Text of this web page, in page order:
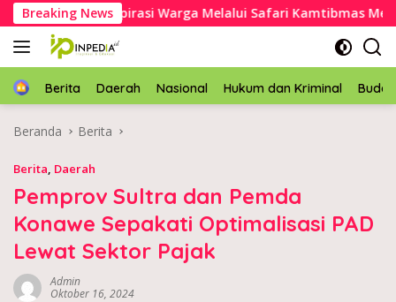
Langsung
ke
konten
Breaking News
Serap Aspirasi Warga Melalui Safari Kamtibmas Mepokoaso
HomeBerita Daerah Nasional Hukum dan Kriminal
Beranda Berita
Berita, Daerah
Pemprov Sultra dan Pemda
Konawe Sepakati Optimalisasi PAD
Lewat Sektor Pajak
Admin
Oktober 16, 2024